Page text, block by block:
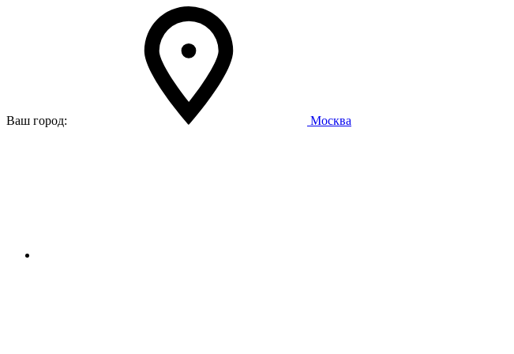
Ваш город: Москва